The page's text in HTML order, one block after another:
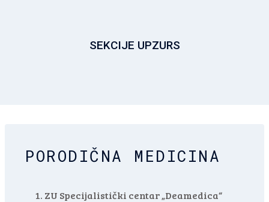
SEKCIJE UPZURS
PORODIČNA MEDICINA
ZU Specijalistički centar „Deamedica“